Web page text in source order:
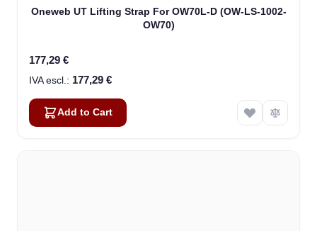
Oneweb UT Lifting Strap For OW70L-D (OW-LS-1002-
OW70)
177,29 €
177,29 €
Add to Cart